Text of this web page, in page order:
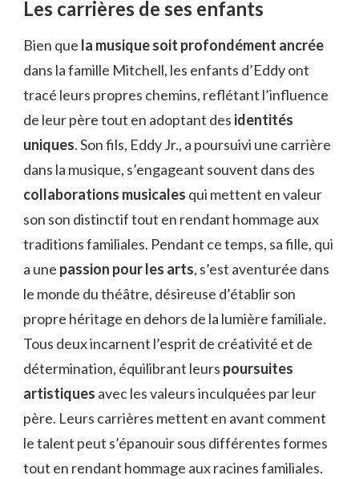
Les carrières de ses enfants
Bien que la musique soit profondément ancrée
dans la famille Mitchell, les enfants d’Eddy ont
tracé leurs propres chemins, reflétant l’influence
de leur père tout en adoptant des identités
uniques. Son fils, Eddy Jr., a poursuivi une carrière
dans la musique, s’engageant souvent dans des
collaborations musicales qui mettent en valeur
son son distinctif tout en rendant hommage aux
traditions familiales. Pendant ce temps, sa fille, qui
a une passion pour les arts, s’est aventurée dans
le monde du théâtre, désireuse d’établir son
propre héritage en dehors de la lumière familiale.
Tous deux incarnent l’esprit de créativité et de
détermination, équilibrant leurs poursuites
artistiques avec les valeurs inculquées par leur
père. Leurs carrières mettent en avant comment
le talent peut s’épanouir sous différentes formes
tout en rendant hommage aux racines familiales.